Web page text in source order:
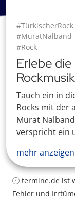
#TürkischerRock
#MuratNalband
#Rock
Erlebe
Tauch ein in
Rocks mit der
Murat
verspricht ein
mehr anzeigen
termine.de ist
Fehler und